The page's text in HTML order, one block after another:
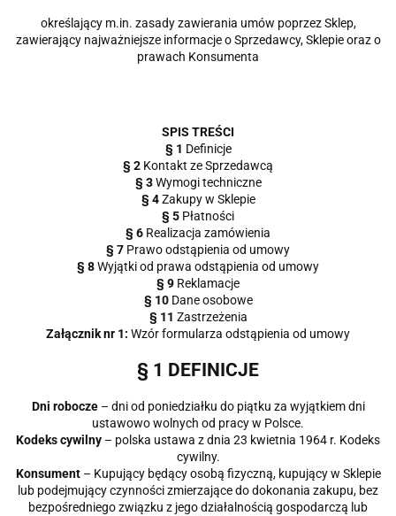
określający m.in. zasady zawierania umów poprzez Sklep,
zawierający najważniejsze informacje o Sprzedawcy, Sklepie oraz o
prawach Konsumenta
SPIS TREŚCI
§ 1 Definicje
§ 2 Kontakt ze Sprzedawcą
§ 3 Wymogi techniczne
§ 4 Zakupy w Sklepie
§ 5 Płatności
§ 6 Realizacja zamówienia
§ 7 Prawo odstąpienia od umowy
§ 8Wyjątki od prawa odstąpienia od umowy
§ 9 Reklamacje
§ 10 Dane osobowe
§ 11 Zastrzeżenia
Załącznik nr 1: Wzór formularza odstąpienia od umowy
§ 1 DEFINICJE
Dni robocze– dni od poniedziałku do piątku za wyjątkiem dni
ustawowo wolnych od pracy w Polsce.
Kodeks cywilny – polska ustawa z dnia 23 kwietnia 1964 r. Kodeks
cywilny.
Konsument– Kupujący będący osobą fizyczną, kupujący w Sklepie
lub podejmujący czynności zmierzające do dokonania zakupu, bez
bezpośredniego związku z jego działalnością gospodarczą lub